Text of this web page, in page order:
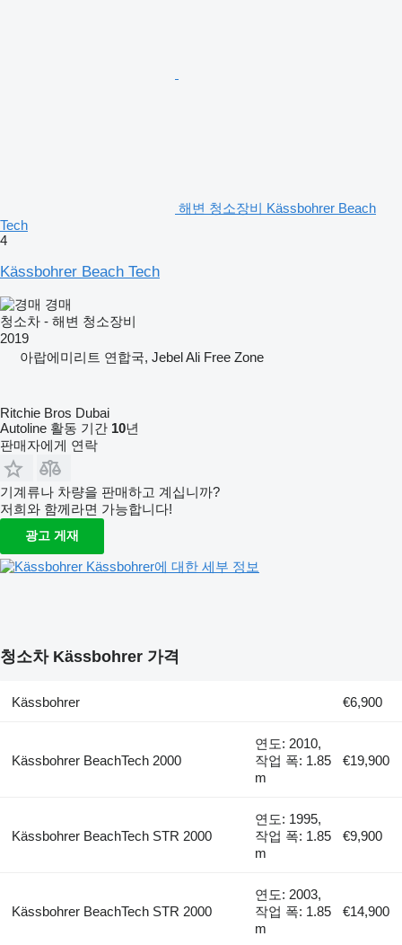
해변 청소장비 Kässbohrer Beach
Tech
4
Kässbohrer Beach Tech
경매
청소차 - 해변 청소장비
2019
아랍에미리트 연합국, Jebel Ali Free Zone
Ritchie Bros Dubai
Autoline 활동 기간 10년
판매자에게 연락
기계류나 차량을 판매하고 계십니까?
저희와 함께라면 가능합니다!
광고 게재
Kässbohrer에 대한 세부 정보
청소차 Kässbohrer 가격
Kässbohrer €6,900
Kässbohrer BeachTech 2000
연도: 2010,
작업 폭: 1.85
m
€19,900
Kässbohrer BeachTech STR 2000
연도: 1995,
작업 폭: 1.85
m
€9,900
Kässbohrer BeachTech STR 2000
연도: 2003,
작업 폭: 1.85
m
€14,900